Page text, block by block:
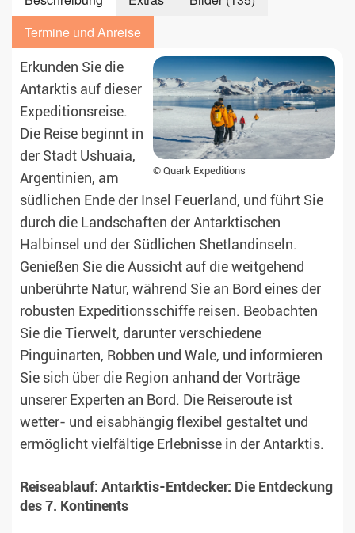
Termine und Anreise
© Quark Expeditions
Erkunden Sie die
Antarktis auf dieser
Expeditionsreise.
Die Reise beginnt in
der Stadt Ushuaia,
Argentinien, am
südlichen Ende der Insel Feuerland, und führt Sie
durch die Landschaften der Antarktischen
Halbinsel und der Südlichen Shetlandinseln.
Genießen Sie die Aussicht auf die weitgehend
unberührte Natur, während Sie an Bord eines der
robusten Expeditionsschiffe reisen. Beobachten
Sie die Tierwelt, darunter verschiedene
Pinguinarten, Robben und Wale, und informieren
Sie sich über die Region anhand der Vorträge
unserer Experten an Bord. Die Reiseroute ist
wetter- und eisabhängig flexibel gestaltet und
ermöglicht vielfältige Erlebnisse in der Antarktis.
Reiseablauf: Antarktis-Entdecker: Die Entdeckung
des 7. Kontinents